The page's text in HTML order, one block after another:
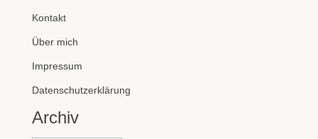
Kontakt
Über mich
Impressum
Datenschutzerklärung
Archiv